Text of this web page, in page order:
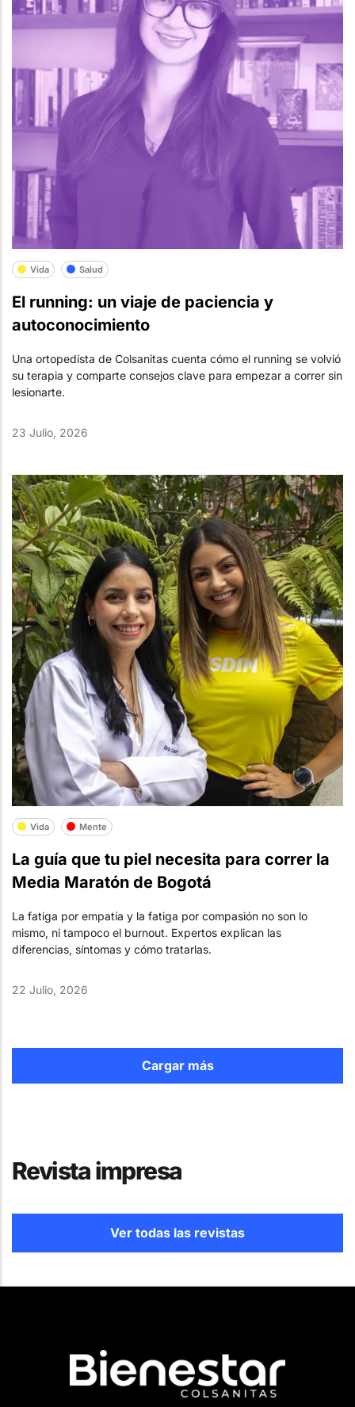
Vida Salud
El running: un viaje de paciencia y
autoconocimiento
Una ortopedista de Colsanitas cuenta cómo el running se volvió
su terapia y comparte consejos clave para empezar a correr sin
lesionarte.
23 Julio, 2026
Vida Mente
La guía que tu piel necesita para correr la
Media Maratón de Bogotá
La fatiga por empatía y la fatiga por compasión no son lo
mismo, ni tampoco el burnout. Expertos explican las
diferencias, síntomas y cómo tratarlas.
22 Julio, 2026
Cargar más
Revista impresa
Ver todas las revistas